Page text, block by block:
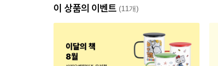
이 상품의 이벤트 (11개)